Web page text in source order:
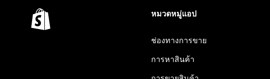
หมวดหมู่แอป
ช่องทางการขาย
การหาสินค้า